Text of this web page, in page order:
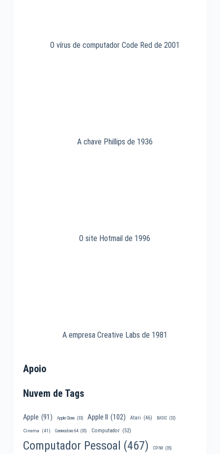
O vírus de computador Code Red de 2001
A chave Phillips de 1936
O site Hotmail de 1996
A empresa Creative Labs de 1981
Apoio
Nuvem de Tags
Apple (91) Apple Clone (33) Apple II (102) Atari (46) BASIC (32)
Cinema (41) Commodore 64 (35) Computador (52)
Computador Pessoal (467) CP/M (35)